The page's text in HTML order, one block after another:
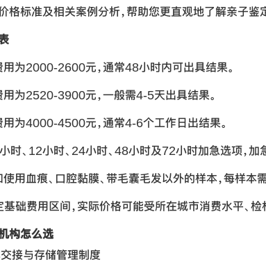
格标准及相关案例分析，帮助您更直观地了解亲子鉴
用为2000-2600元，通常48小时内可出具结果。
用为2520-3900元，一般需4-5天出具结果。
用为4000-4500元，通常4-6个工作日出结果。
时、12小时、24小时、48小时及72小时加急选项，加
用血痕、口腔黏膜、带毛囊毛发以外的样本，每样本
基础费用区间，实际价格可能受所在城市消费水平
构怎么选
接与存储管理制度